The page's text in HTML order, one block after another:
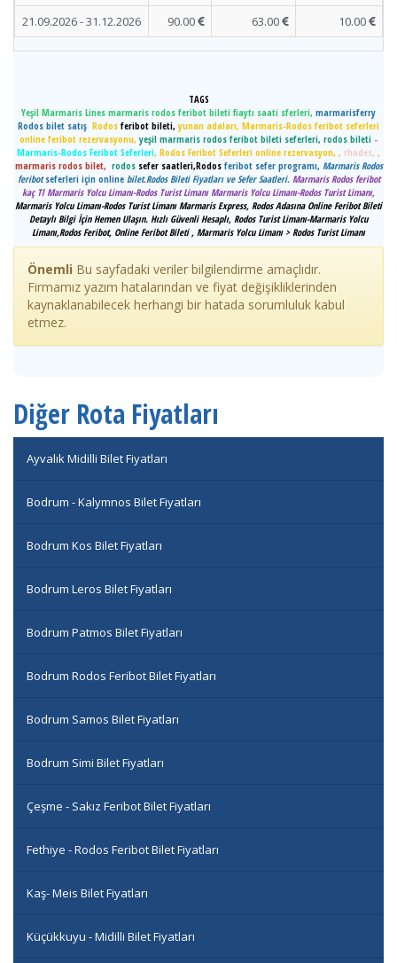
21.09.2026 - 31.12.2026
90.00 63.00 10.00
TAGS
Yeşil Marmaris Lines marmaris rodos feribot bileti fiaytı saati sferleri, marmarisferry
Rodos bilet satış Rodos feribot bileti, yunan adaları, Marmaris-Rodos feribot seferleri
online feribot rezervasyonu, yeşil marmaris rodos feribot bileti seferleri, rodos bileti -
Marmaris-Rodos Feribot Seferleri, Rodos Feribot Seferleri online rezervasyon, , rhodes, ,
marmaris rodos bilet, rodos sefer saatleri,Rodos feribot sefer programı, Marmaris Rodos
feribotseferleri için online bilet.Rodos Bileti Fiyatları ve Sefer Saatleri. Marmaris Rodos feribot
kaç Tl Marmaris Yolcu Limanı-Rodos Turist Limanı Marmaris Yolcu Limanı-Rodos Turist Limanı,
Marmaris Yolcu Limanı-Rodos Turist Limanı Marmaris Express, Rodos Adasına Online Feribot Bileti
Detaylı Bilgi İçin Hemen Ulaşın. Hızlı Güvenli Hesaplı, Rodos Turist Limanı-Marmaris Yolcu
Limanı,Rodos Feribot, Online Feribot Bileti , Marmaris Yolcu Limanı > Rodos Turist Limanı
Önemli Bu sayfadaki veriler bilgilendirme amaçlıdır.
Firmamız yazım hatalarından ve fiyat değişikliklerinden
kaynaklanabilecek herhangi bir hatada sorumluluk kabul
etmez.
Diğer Rota Fiyatları
Ayvalık Midilli Bilet Fiyatları
Bodrum - Kalymnos Bilet Fiyatları
Bodrum Kos Bilet Fiyatları
Bodrum Leros Bilet Fiyatları
Bodrum Patmos Bilet Fiyatları
Bodrum Rodos Feribot Bilet Fiyatları
Bodrum Samos Bilet Fiyatları
Bodrum Simi Bilet Fiyatları
Çeşme - Sakız Feribot Bilet Fiyatları
Fethiye - Rodos Feribot Bilet Fiyatları
Kaş- Meis Bilet Fiyatları
Küçükkuyu - Midilli Bilet Fiyatları